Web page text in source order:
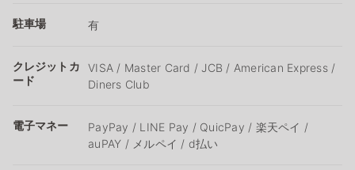
駐車場 有
クレジットカ
ード
VISA / Master Card / JCB / American Express /
Diners Club
電子マネー
PayPay / LINE Pay / QuicPay / 楽天ペイ /
auPAY / メルペイ / d払い